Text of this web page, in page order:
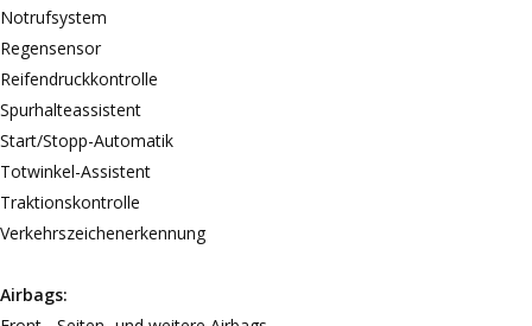
Notrufsystem
Regensensor
Reifendruckkontrolle
Spurhalteassistent
Start/Stopp-Automatik
Totwinkel-Assistent
Traktionskontrolle
Verkehrszeichenerkennung
Airbags: